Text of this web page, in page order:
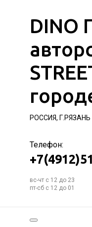
DINO
РОССИЯ,
Телефон:
вс-чт с 12 до 23
пт-сб с 12 до 01